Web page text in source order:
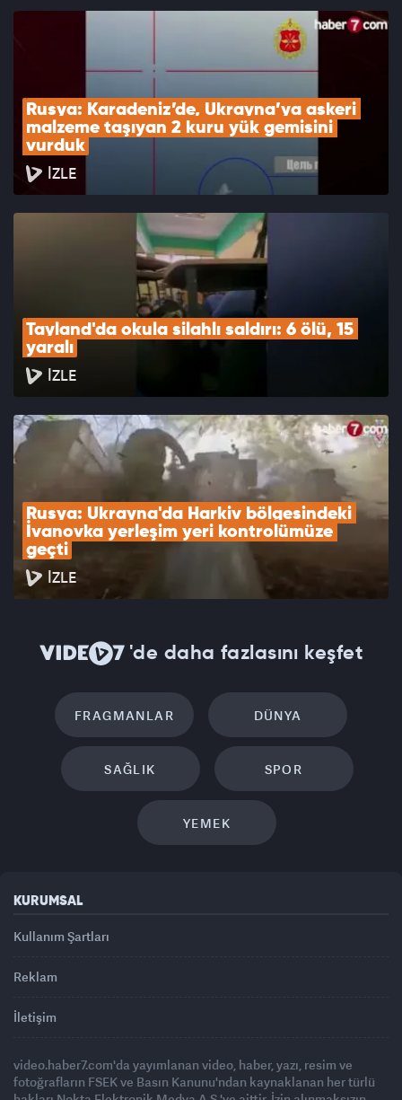
Rusya: Karadeniz’de, Ukrayna’ya askeri
malzeme taşıyan 2 kuru yük gemisini
vurduk
İZLE
Tayland'da okula silahlı saldırı: 6 ölü, 15
yaralı
İZLE
Rusya: Ukrayna'da Harkiv bölgesindeki
İvanovka yerleşim yeri kontrolümüze
geçti
İZLE
'de daha fazlasını keşfet
FRAGMANLAR DÜNYA
SAĞLIK SPOR
YEMEK
KURUMSAL
Kullanım Şartları
Reklam
İletişim
video.haber7.com'da yayımlanan video, haber, yazı, resim ve
fotoğrafların FSEK ve Basın Kanunu'ndan kaynaklanan her türlü